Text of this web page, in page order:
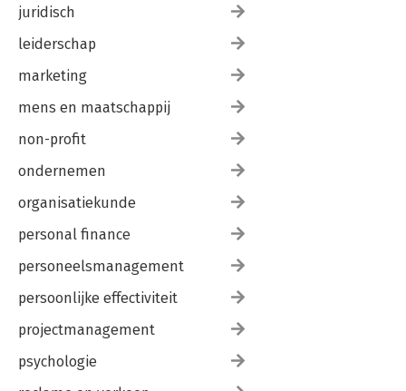
juridisch
leiderschap
marketing
mens en maatschappij
non-profit
ondernemen
organisatiekunde
personal finance
personeelsmanagement
persoonlijke effectiviteit
projectmanagement
psychologie